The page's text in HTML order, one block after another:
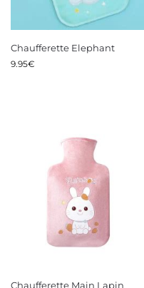
Chaufferette Elephant
9.95€
Chaufferette Main Lapin